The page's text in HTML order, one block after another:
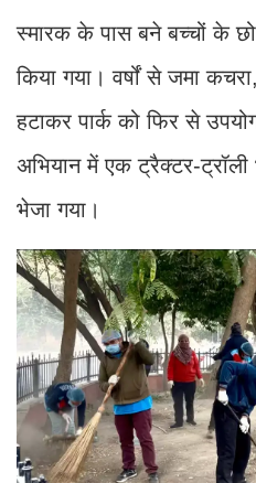
स्मारक के पास बने बच्चों के
किया गया। वर्षों से जमा
हटाकर पार्क को फिर से
अभियान में एक ट्रैक्टर-ट्रॉली
भेजा गया।